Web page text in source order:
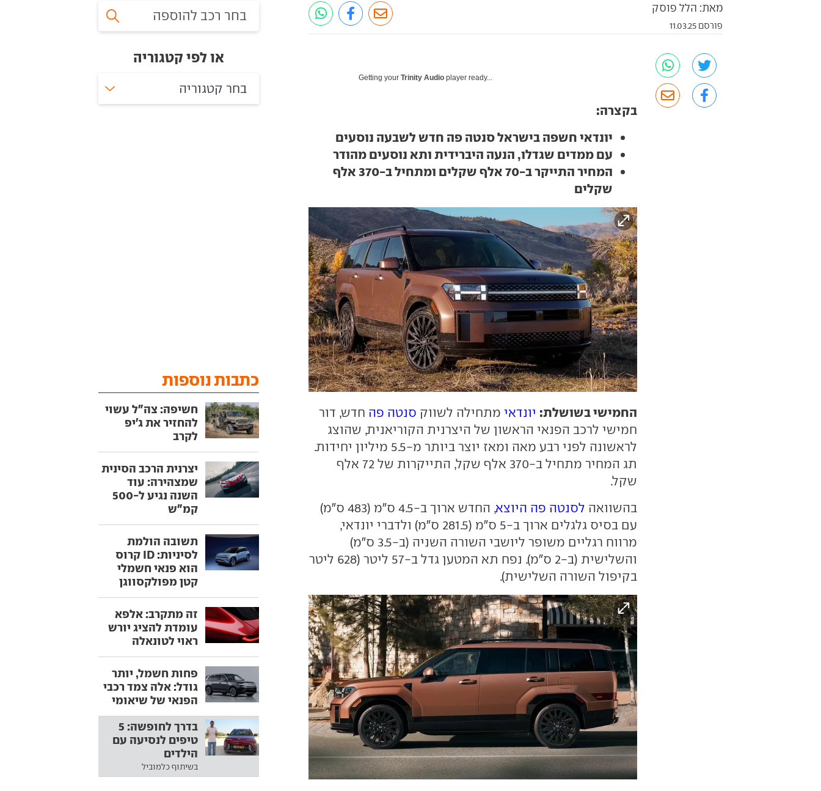
מאת: הלל פוסק
פורסם 11.03.25
Getting yourTrinity Audio player ready...
בקצרה:
יונדאי חשפה בישראל סנטה פה חדש לשבעה נוסעים
עם ממדים שגדלו, הנעה היברידית ותא נוסעים מהודר
המחיר התייקר ב-70 אלף שקלים ומתחיל ב-370 אלף
שקלים
החמישי בשושלת: יונדאי מתחילה לשווק סנטה פה חדש, דור
חמישי לרכב הפנאי הראשון של היצרנית הקוריאנית, שהוצג
לראשונה לפני רבע מאה ומאז יוצר ביותר מ-5.5 מיליון יחידות.
תג המחיר מתחיל ב-370 אלף שקל, התייקרות של 72 אלף
שקל.
בהשוואה לסנטה פה היוצא
, החדש ארוך ב-4.5 ס"מ (483 ס"מ)
עם בסיס גלגלים ארוך ב-5 ס"מ (281.5 ס"מ) ולדברי יונדאי,
מרווח רגליים משופר ליושבי השורה השניה (ב-3.5 ס"מ)
והשלישית (ב-2 ס"מ). נפח תא המטען גדל ב-57 ליטר (628 ליטר
בקיפול השורה השלישית).
או לפי קטגוריה
בחר קטגוריה
כתבות נוספות
חשיפה: צה"ל עשוי
להחזיר את ג'יפ
לקרב
יצרנית הרכב הסינית
שמצהירה: עוד
השנה נגיע ל-500
קמ"ש
תשובה הולמת
לסיניות: ID קרוס
הוא פנאי חשמלי
קטן מפולקסווגן
זה מתקרב: אלפא
עומדת להציג יורש
ראוי לטונאלה
פחות חשמל, יותר
גודל: אלה צמד רכבי
הפנאי של שיאומי
בדרך לחופשה: 5
טיפים לנסיעה עם
הילדים
בשיתוף כלמוביל